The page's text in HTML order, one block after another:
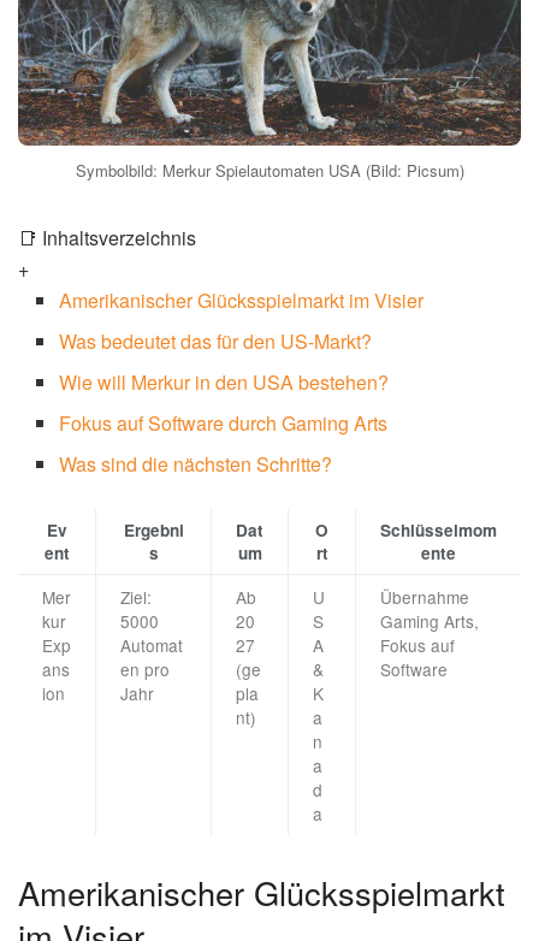
Symbolbild: Merkur Spielautomaten USA (Bild: Picsum)
📑 Inhaltsverzeichnis
+
Amerikanischer Glücksspielmarkt im Visier
Was bedeutet das für den US-Markt?
Wie will Merkur in den USA bestehen?
Fokus auf Software durch Gaming Arts
Was sind die nächsten Schritte?
Ev
ent
Ergebni
s
Dat
um
O
rt
Schlüsselmom
ente
Mer
kur
Exp
ans
ion
Ziel:
5000
Automat
en pro
Jahr
Ab
20
27
(ge
pla
nt)
U
S
A
&
K
a
n
a
d
a
Übernahme
Gaming Arts,
Fokus auf
Software
Amerikanischer Glücksspielmarkt